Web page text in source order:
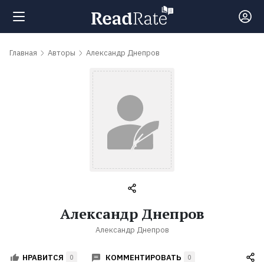
Поиск
обсуждаемые
Главная Авторы Александр Днепров
Александр Днепров
Александр Днепров
НРАВИТСЯ 0 КОММЕНТИРОВАТЬ 0